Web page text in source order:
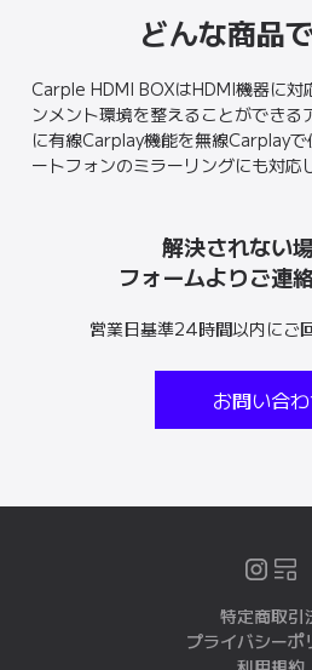
どんな商品
Carple HDMI BOXはHDMI機器に対
ンメント環境を整えることができる
に有線Carplay機能を無線Carplay
ートフォンのミラーリングにも対応
解決されない場
フォームよりご連
営業日基準24時間以内にご
お問い合
特定商取引
プライバシーポ